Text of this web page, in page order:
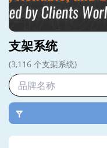
支架系统
(3,116 个支架系统)